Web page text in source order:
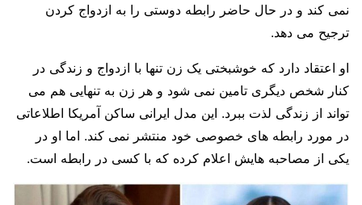
نمی کند و در حال حاضر رابطه دوستی را به ازدواج کردن
ترجیح می دهد.
او اعتقاد دارد که خوشبختی یک زن تنها با ازدواج و زندگی در
کنار شخص دیگری تامین نمی شود و هر زن به تنهایی هم می
تواند از زندگی لذت ببرد. این مدل ایرانی ساکن آمریکا اطلاعاتی
در مورد رابطه های خصوصی خود منتشر نمی کند. اما او در
یکی از مصاحبه هایش اعلام کرده که با کسی در رابطه است.